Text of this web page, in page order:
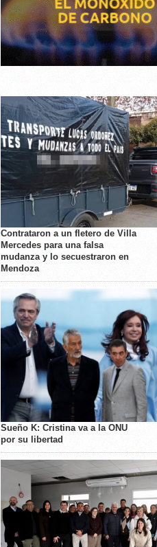
Contrataron a un fletero de Villa
Mercedes para una falsa
mudanza y lo secuestraron en
Mendoza
Sueño K: Cristina va a la ONU
por su libertad